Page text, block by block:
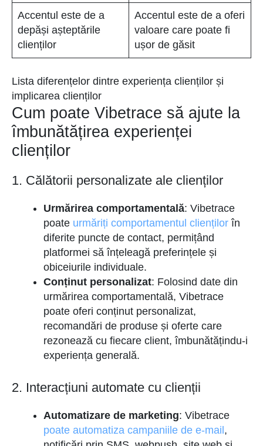
Accentul este de a
depăși așteptările
clienților
Accentul este de a oferi
valoare care poate fi
ușor de găsit
Lista diferențelor dintre experiența clienților și
implicarea clienților
Cum poate Vibetrace să ajute la
îmbunătățirea experienței
clienților
1. Călătorii personalizate ale clienților
Urmărirea comportamentală: Vibetrace
poate urmăriți comportamentul clienților în
diferite puncte de contact, permițând
platformei să înțeleagă preferințele și
obiceiurile individuale.
Conținut personalizat: Folosind date din
urmărirea comportamentală, Vibetrace
poate oferi conținut personalizat,
recomandări de produse și oferte care
rezonează cu fiecare client, îmbunătățindu-i
experiența generală.
2. Interacțiuni automate cu clienții
Automatizare de marketing: Vibetrace
poate automatiza campaniile de e-mail ,